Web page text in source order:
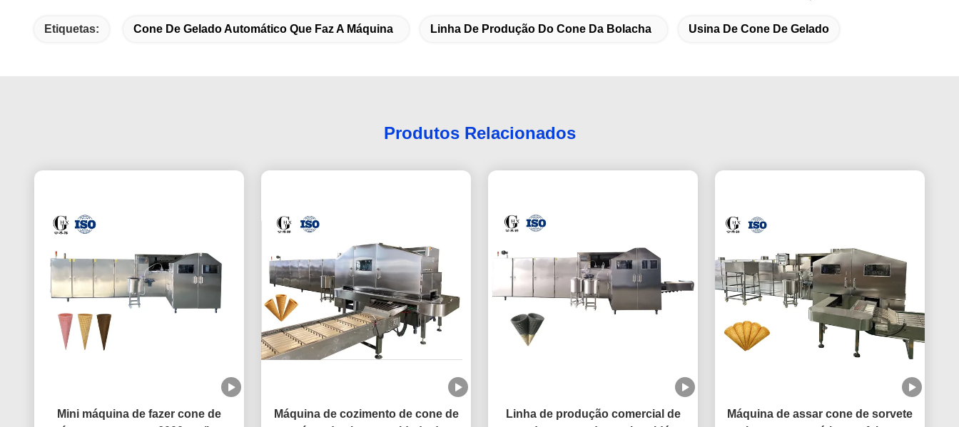
Etiquetas: Cone De Gelado Automático Que Faz A Máquina Linha De Produção Do Cone Da Bolacha Usina De Cone De Gelado
Produtos Relacionados
Mini máquina de fazer cone de
Máquina de cozimento de cone de
Linha de produção comercial de
Máquina de assar cone de sorvete